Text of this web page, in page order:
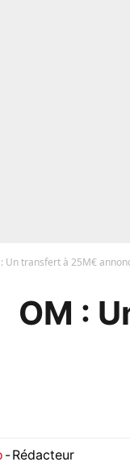
Un transfert à 25M€
OM :
-Rédacteur